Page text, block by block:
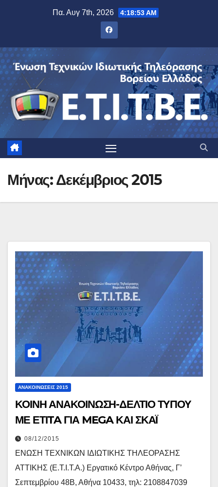
Πα. Αυγ 7th, 2026 4:18:54 AM
Μήνας:Δεκέμβριος 2015
ΑΝΑΚΟΙΝΏΣΕΙΣ 2015
ΚΟΙΝΗ ΑΝΑΚΟΙΝΩΣΗ-ΔΕΛΤΙΟ ΤΥΠΟΥ
ΜΕ ΕΤΙTA ΓΙΑ MEGA ΚΑΙ ΣΚΑΪ
08/12/2015
ΕΝΩΣΗ ΤΕΧΝΙΚΩΝ ΙΔΙΩΤΙΚΗΣ ΤΗΛΕΟΡΑΣΗΣ
ΑΤΤΙΚΗΣ (Ε.Τ.Ι.Τ.Α.) Εργατικό Κέντρο Αθήνας, Γ’
Σεπτεμβρίου 48Β, Αθήνα 10433, τηλ: 2108847039